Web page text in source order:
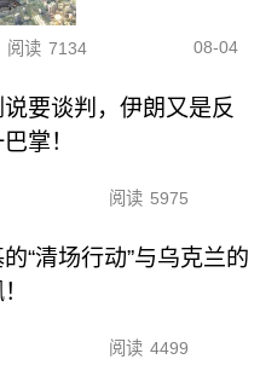
阅读 7134 08-04
要谈判，伊朗又是反
掌！
阅读 5975
“清场行动”与乌克兰的
阅读 4499